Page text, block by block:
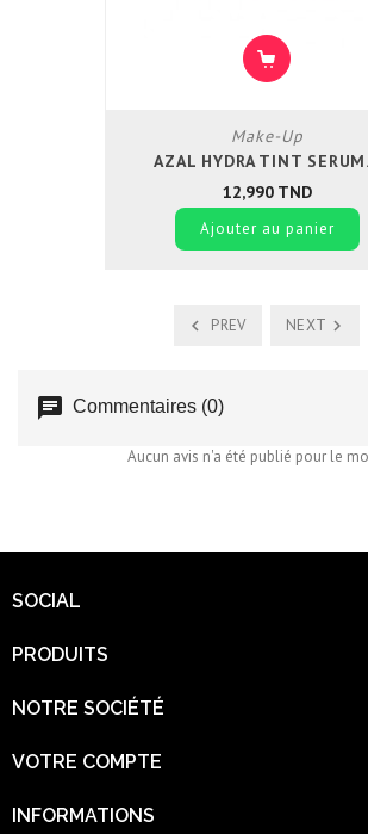
Make-Up
AZAL HYDRA TINT
12,990 TNDPrix
Ajouter au panier
PREV NEXT
chat Commentaires (0)
Aucun avis n'a été publié pour le
SOCIAL
PRODUITS
NOTRE SOCIÉTÉ
VOTRE COMPTE
INFORMATIONS